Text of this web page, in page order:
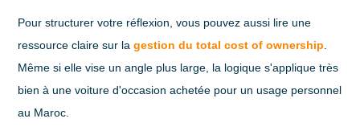
Pour structurer votre réflexion, vous pouvez aussi lire une
ressource claire sur lagestion du total cost of ownership.
Même si elle vise un angle plus large, la logique s'applique très
bien à une voiture d'occasion achetée pour un usage personnel
au Maroc.